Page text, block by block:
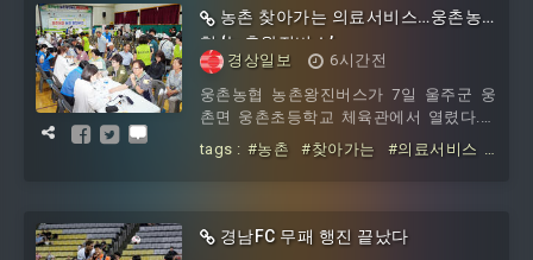
크립토랭크는 주요 거래소에서 상장폐지
됐거나, 하루 거래대금이 90일 이상 1만달
러를 밑돈 경우를 소멸한 암호화폐로 분류
했다. 단순한 가격 하락이 아니라 거래 지
속성과 유동성이 사실상 무너진 상태까지
반영한 기준이다.조사 결과 상위 1
농촌 찾아가는 의료서비스…웅촌농
협 ‘농촌왕진버스’
경상일보
6시간전
웅촌농협 농촌왕진버스가 7일 울주군 웅
촌면 웅촌초등학교 체육관에서 열렸다.지
역 주민들이 의료진에게 검진을 받고 있
다. 김도현기자
do@ksilbo.co.kr
tags : #농촌 #찾아가는
#의료서비스
경남FC 무패 행진 끝났다